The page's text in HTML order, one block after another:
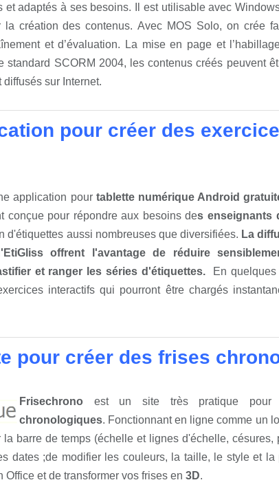
et adaptés à ses besoins. Il est utilisable avec
la création des contenus. Avec MOS Solo, on crée
et d’évaluation. La mise en page et
standard SCORM 2004, les contenus créés peuvent
sur Internet.
pour créer des
application pourtablette numérique Android
conçue pour répondre aux besoins des enseignants
d'étiquettes aussi nombreuses que diversifiées. La
offrent l'avantage de réduire
et ranger les séries d'étiquettes.En quelques
interactifs qui pourront être chargés
pour créer des frises
Frisechrono est un site très pratique pour
chronologiques. Fonctionnant en ligne comme un
barre de temps (échelle et lignes d'échelle, césures,
dates ;de modifier les couleurs, la taille, le style et
et de transformer vos frises en 3D.